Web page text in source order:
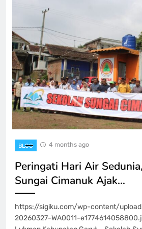
BLOG 4 months ago
Peringati Hari Air
Sungai Cimanuk Ajak…
https://sigiku.com/wp-content/
20260327-WA0011-